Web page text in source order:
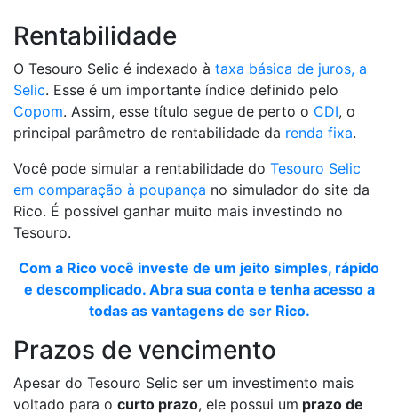
Rentabilidade
O Tesouro Selic é indexado à taxa básica de juros, a
Selic. Esse é um importante índice definido pelo
Copom. Assim, esse título segue de perto o CDI, o
principal parâmetro de rentabilidade da renda fixa.
Você pode simular a rentabilidade do Tesouro Selic
em comparação à poupança no simulador do site da
Rico. É possível ganhar muito mais investindo no
Tesouro.
Com a Rico você investe de um jeito simples, rápido
e descomplicado. Abra sua conta e tenha acesso a
todas as vantagens de ser Rico.
Prazos de vencimento
Apesar do Tesouro Selic ser um investimento mais
voltado para o curto prazo, ele possui um prazo de